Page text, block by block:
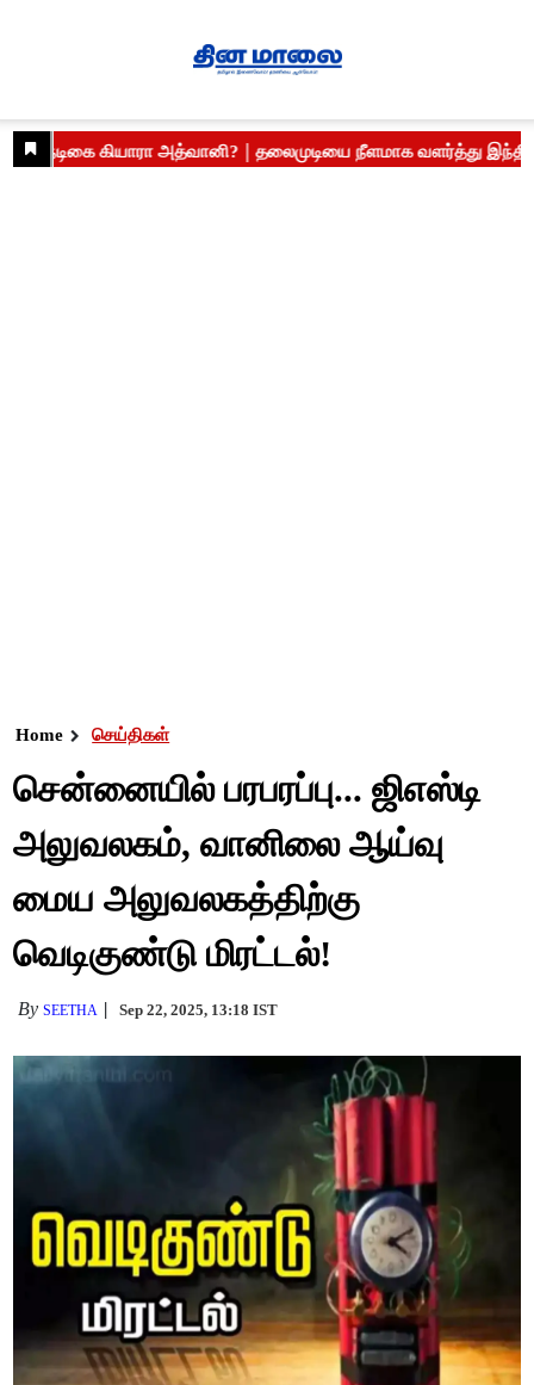
Home செய்திகள்
சென்னையில் பரபரப்பு... ஜிஎஸ்டி
அலுவலகம், வானிலை ஆய்வு
மைய அலுவலகத்திற்கு
வெடிகுண்டு மிரட்டல்!
BySEETHA Sep 22, 2025, 13:18 IST